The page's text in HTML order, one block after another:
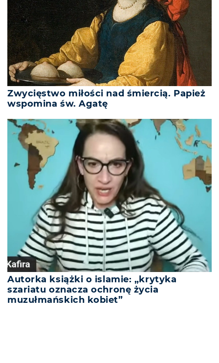
Zwycięstwo miłości nad śmiercią. Papież
wspomina św. Agatę
Autorka książki o islamie: „krytyka
szariatu oznacza ochronę życia
muzułmańskich kobiet”